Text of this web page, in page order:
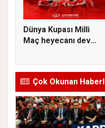
Dünya Kupası Milli
Maç heyecanı dev
Çok Okunan